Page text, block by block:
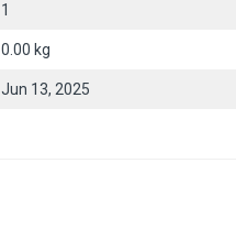
1
0.00 kg
Jun 13, 2025